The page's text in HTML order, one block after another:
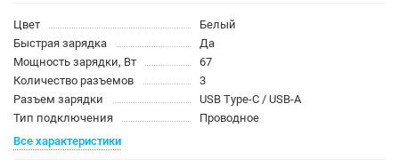
Цвет
Белый
Быстрая зарядка
Да
Мощность зарядки, Вт
67
Количество разъемов
3
Разъем зарядки
USB Type-C / USB-A
Тип подключения
Проводное
Все характеристики